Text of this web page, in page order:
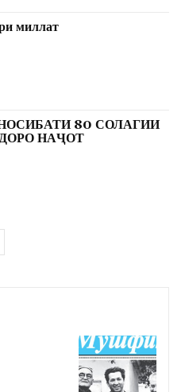
миллат
80 СОЛАГИИ
НАҶОТ